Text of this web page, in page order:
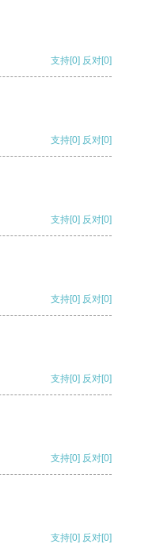
支持[0] 反对[0]
支持[0] 反对[0]
支持[0] 反对[0]
支持[0] 反对[0]
支持[0] 反对[0]
支持[0] 反对[0]
支持[0] 反对[0]